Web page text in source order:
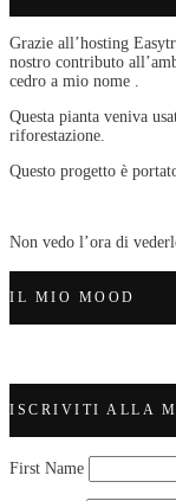
Grazie all’hosting
nostro contributo
cedro a mio nome .
Questa pianta veniva
riforestazione.
Questo progetto è
Non vedo l’ora di
IL MIO MOOD
ISCRIVITI ALLA
First Name